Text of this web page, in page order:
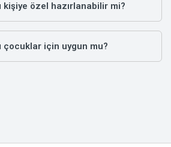
kişiye özel hazırlanabilir mi?
çocuklar için uygun mu?